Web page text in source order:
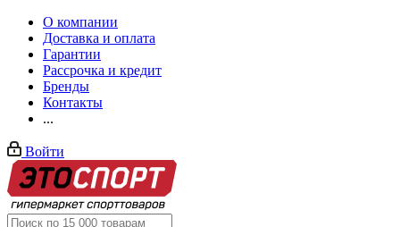
О компании
Доставка и оплата
Гарантии
Рассрочка и кредит
Бренды
Контакты
...
Войти